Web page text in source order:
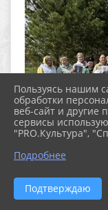
Пользуясь нашим
обработки
веб-сайт и другие
сервисы
"PRO.Культура",
Подробнее
Подтверждаю